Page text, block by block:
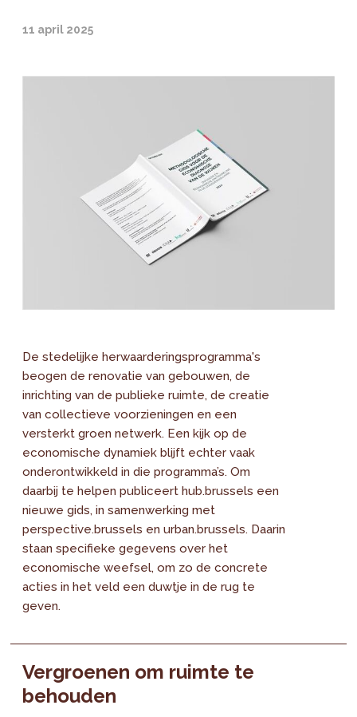
11 april 2025
De stedelijke herwaarderingsprogramma's
beogen de renovatie van gebouwen, de
inrichting van de publieke ruimte, de creatie
van collectieve voorzieningen en een
versterkt groen netwerk. Een kijk op de
economische dynamiek blijft echter vaak
onderontwikkeld in die programma’s. Om
daarbij te helpen publiceert hub.brussels een
nieuwe gids, in samenwerking met
perspective.brussels en urban.brussels. Daarin
staan specifieke gegevens over het
economische weefsel, om zo de concrete
acties in het veld een duwtje in de rug te
geven.
Vergroenen om ruimte te
behouden